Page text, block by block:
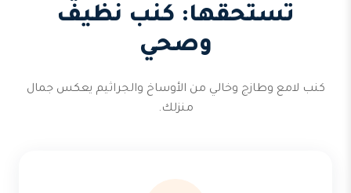
تستحقها: كنب نظيف
وصحي
كنب لامع وطازج وخالي من الأوساخ والجراثيم يعكس جمال
منزلك.